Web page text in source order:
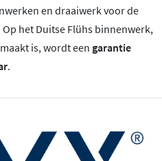
en draaiwerk voor de
Op het Duitse Flühs binnenwerk,
is, wordt een garantie
.